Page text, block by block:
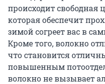
происходит свободная
которая обеспечит
зимой согреет вас в
Кроме того, волокно
что становится
повышенным
волокно не вызывает